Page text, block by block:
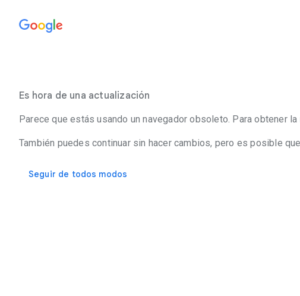
Es hora de una actualización
Parece que estás usando un navegador obsoleto. Para obtener
También puedes continuar sin hacer cambios, pero es posible
Seguir de todos modos